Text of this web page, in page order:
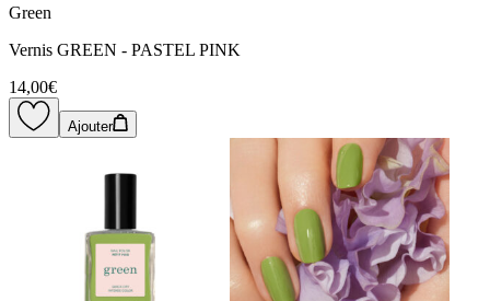
Green
Vernis GREEN - PASTEL PINK
14,00€
Ajouter